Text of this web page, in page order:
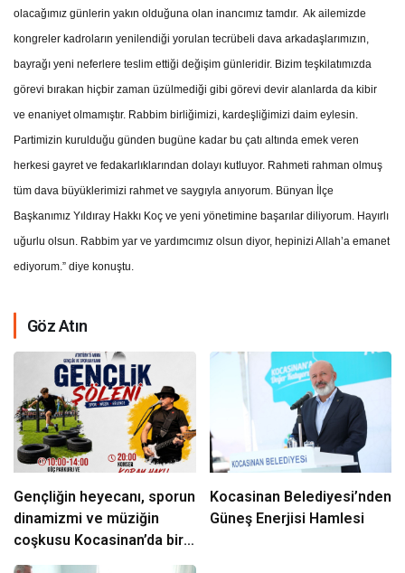
olacağımız günlerin yakın olduğuna olan inancımız tamdır. Ak ailemizde
kongreler kadroların yenilendiği yorulan tecrübeli dava arkadaşlarımızın,
bayrağı yeni neferlere teslim ettiği değişim günleridir. Bizim teşkilatımızda
görevi bırakan hiçbir zaman üzülmediği gibi görevi devir alanlarda da kibir
ve enaniyet olmamıştır. Rabbim birliğimizi, kardeşliğimizi daim eylesin.
Partimizin kurulduğu günden bugüne kadar bu çatı altında emek veren
herkesi gayret ve fedakarlıklarından dolayı kutluyor. Rahmeti rahman olmuş
tüm dava büyüklerimizi rahmet ve saygıyla anıyorum. Bünyan İlçe
Başkanımız Yıldıray Hakkı Koç ve yeni yönetimine başarılar diliyorum. Hayırlı
uğurlu olsun. Rabbim yar ve yardımcımız olsun diyor, hepinizi Allah’a emanet
ediyorum.” diye konuştu.
Göz Atın
Gençliğin heyecanı, sporun
dinamizmi ve müziğin
coşkusu Kocasinan’da bir
araya geliyor!
Kocasinan Belediyesi’nden
Güneş Enerjisi Hamlesi